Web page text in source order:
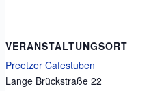
VERANSTALTUNGSORT
Preetzer Cafestuben
Lange Brückstraße 22